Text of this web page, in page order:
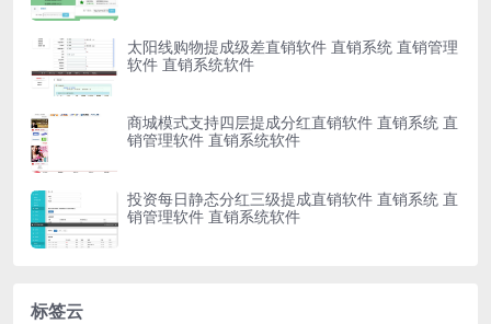
太阳线购物提成级差直销软件 直销系统 直销管理
软件 直销系统软件
商城模式支持四层提成分红直销软件 直销系统 直
销管理软件 直销系统软件
投资每日静态分红三级提成直销软件 直销系统 直
销管理软件 直销系统软件
标签云